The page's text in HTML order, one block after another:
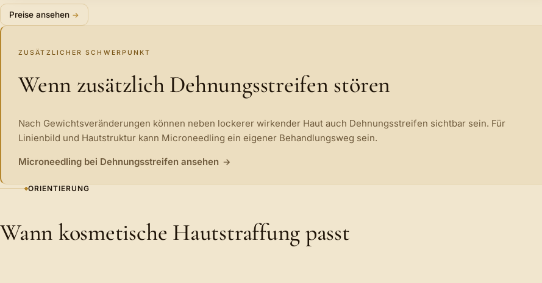
Preise ansehen
ZUSÄTZLICHER SCHWERPUNKT
Wenn zusätzlich Dehnungsstreifen stören
Nach Gewichtsveränderungen können neben lockerer wirkender Haut auch Dehnungsstreifen sichtbar sein. Für
Linienbild und Hautstruktur kann Microneedling ein eigener Behandlungsweg sein.
Microneedling bei Dehnungsstreifen ansehen
ORIENTIERUNG
Wann kosmetische Hautstraffung passt